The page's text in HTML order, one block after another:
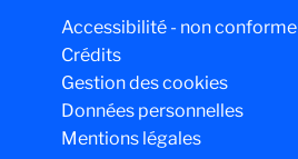
Accessibilité - non conforme
Crédits
Gestion des cookies
Données personnelles
Mentions légales